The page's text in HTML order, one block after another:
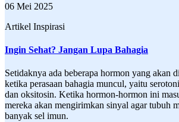
06 Mei 2025
Artikel Inspirasi
Ingin Sehat? Jangan Lupa Bahagia
Setidaknya ada beberapa hormon yang akan
ketika perasaan bahagia muncul, yaitu
dan oksitosin. Ketika hormon-hormon ini
mereka akan mengirimkan sinyal agar tubuh
banyak sel imun.